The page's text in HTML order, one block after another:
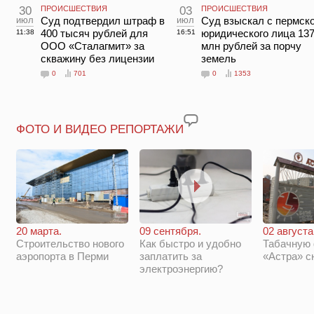
30
июл
11:38
ПРОИСШЕСТВИЯ
Суд подтвердил штраф в
400 тысяч рублей для
ООО «Сталагмит» за
скважину без лицензии
0 701
03
июл
16:51
ПРОИСШЕСТВИЯ
Суд взыскал с
юридического лица
млн рублей за порчу
земель
0 1353
ФОТО И ВИДЕО РЕПОРТАЖИ
20 марта.
Строительство нового
аэропорта в Перми
09 сентября.
Как быстро и удобно
заплатить за
электроэнергию?
02
Табачную
«Астра»